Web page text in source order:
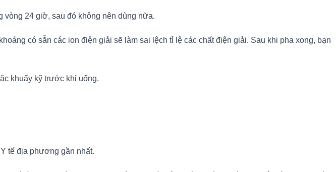
24 giờ, sau đó không nên dùng nữa.
có sẵn các ion điện giải sẽ làm sai lệch tỉ lệ các chất điện giải. Sau khi pha xong, bạn
khuấy kỹ trước khi uống.
tế địa phương gần nhất.